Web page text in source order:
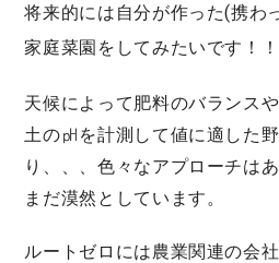
将来的には 自分が作った(携わ
家庭菜園 をしてみたいです！！
天候によって肥料のバランス
土の㏗を計測して値に適した
り、、、色々なアプローチは
まだ漠然としています。
ルートゼロには農業関連の会